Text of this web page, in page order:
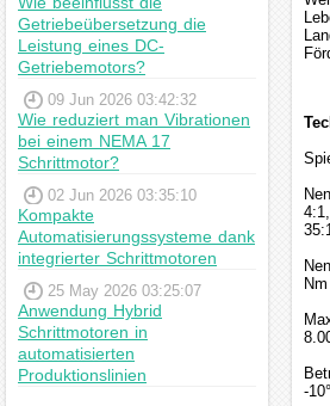
Getriebeübersetzung die
Leistung eines DC-
Getriebemotors?
09 Jun 2026 03:42:32
Wie reduziert man Vibrationen
bei einem NEMA 17
Schrittmotor?
02 Jun 2026 03:35:10
Kompakte
Automatisierungssysteme dank
integrierter Schrittmotoren
25 May 2026 03:25:07
Anwendung Hybrid
Schrittmotoren in
automatisierten
Produktionslinien
Nm
-